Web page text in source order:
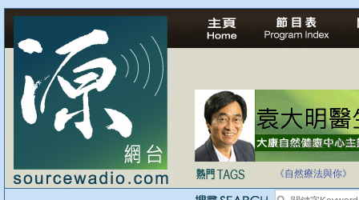
自家教育合法化-
《自然療法與你》